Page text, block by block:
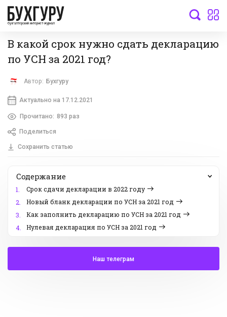
бухгалтерский интернет-журнал
В какой срок нужно сдать декларацию
по УСН за 2021 год?
Автор: Бухгуру
Актуально на 17.12.2021
Прочитано: 893 раз
Поделиться
Сохранить статью
Содержание
1.
Срок сдачи декларации в 2022 году
2.
Новый бланк декларации по УСН за 2021 год
3.
Как заполнить декларацию по УСН за 2021 год
4.
Нулевая декларация по УСН за 2021 год
Наш телеграм